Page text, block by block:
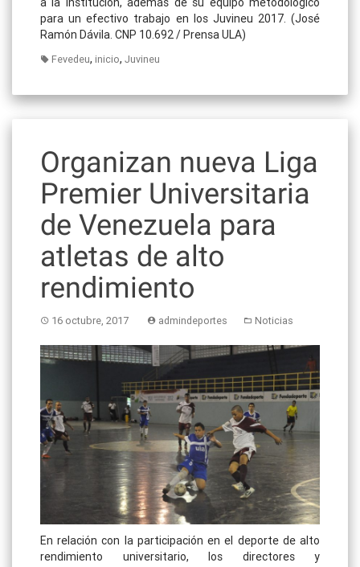
para un efectivo trabajo en los Juvineu 2017. (José
Ramón Dávila. CNP 10.692 / Prensa ULA)
Fevedeu, inicio, Juvineu
Organizan nueva Liga
Premier Universitaria
de Venezuela para
atletas de alto
rendimiento
16 octubre, 2017 admindeportes Noticias
En relación con la participación en el deporte de alto
rendimiento universitario, los directores y